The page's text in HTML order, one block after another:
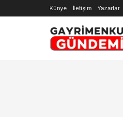
Künye İletişim Yazarlar